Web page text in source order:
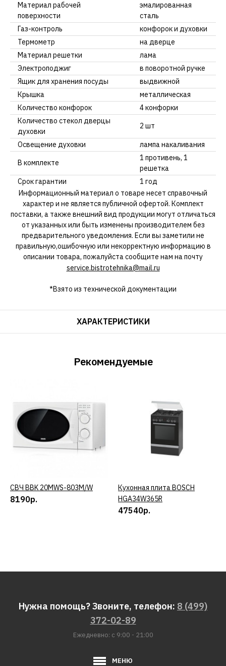
Материал рабочей
поверхности
эмалированная
сталь
Газ-контроль
конфорок и духовки
Термометр
на дверце
Материал решетки
лама
Электроподжиг
в поворотной ручке
Ящик для хранения посуды
выдвижной
Крышка
металлическая
Количество конфорок
4 конфорки
Количество стекол дверцы
духовки
2 шт
Освещение духовки
лампа накаливания
В комплекте
1 противень, 1
решетка
Срок гарантии
1 год
Информационный материал о товаре несет справочный
характер и не является публичной офертой. Комплект
поставки, а также внешний вид продукции могут отличаться
от указанных или быть изменены производителем без
предварительного уведомления. Если вы заметили не
правильную,ошибочную или некорректную информацию в
описании товара, пожалуйста сообщите нам на почту
service.bistrotehnika@mail.ru
*Взято из технической документации
ХАРАКТЕРИСТИКИ
Рекомендуемые
КУПИТЬ
СВЧ BBK 20MWS-803M/W
8190р.
КУПИТЬ
Кухонная плита BOSCH
HGA34W365R
47540р.
Нужна помощь? Звоните, телефон: 8 (499)
372-02-89
Ежедневно: с 9:00 - 21:00
МЕНЮ